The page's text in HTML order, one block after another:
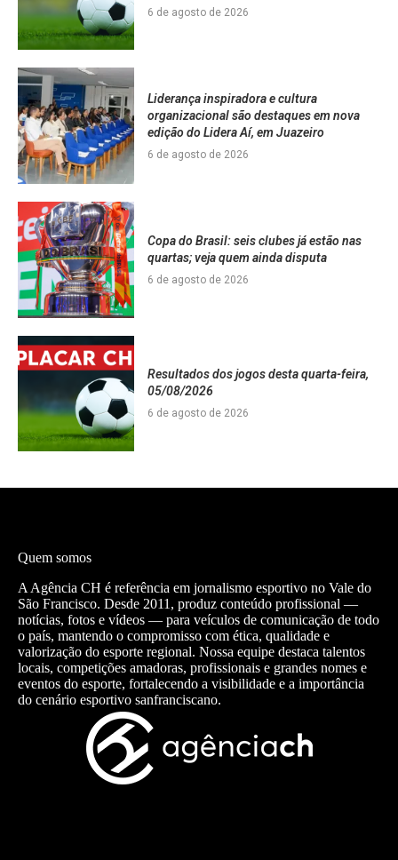
6 de agosto de 2026
Liderança inspiradora e cultura
organizacional são destaques em nova
edição do Lidera Aí, em Juazeiro
6 de agosto de 2026
Copa do Brasil: seis clubes já estão nas
quartas; veja quem ainda disputa
6 de agosto de 2026
Resultados dos jogos desta quarta-feira,
05/08/2026
6 de agosto de 2026
Quem somos
A Agência CH é referência em jornalismo esportivo no Vale do
São Francisco. Desde 2011, produz conteúdo profissional —
notícias, fotos e vídeos — para veículos de comunicação de todo
o país, mantendo o compromisso com ética, qualidade e
valorização do esporte regional. Nossa equipe destaca talentos
locais, competições amadoras, profissionais e grandes nomes e
eventos do esporte, fortalecendo a visibilidade e a importância
do cenário esportivo sanfranciscano.